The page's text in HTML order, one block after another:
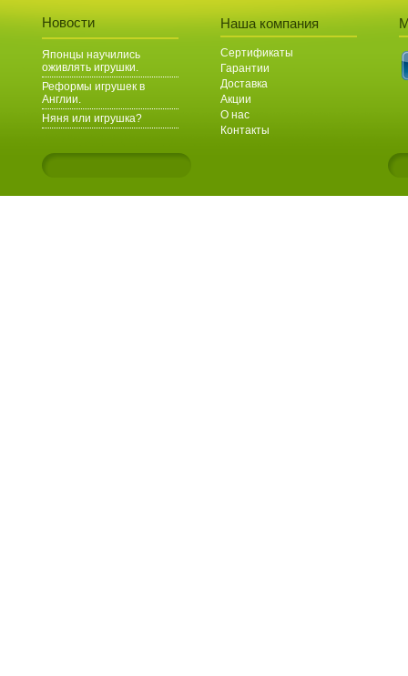
Новости
Японцы научились
оживлять игрушки.
Реформы игрушек в
Англии.
Няня или игрушка?
Наша компания
Сертификаты
Гарантии
Доставка
Акции
О нас
Контакты